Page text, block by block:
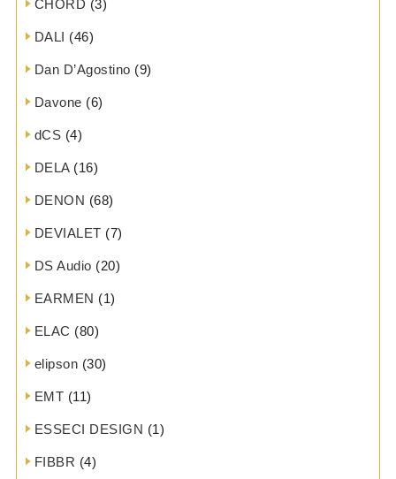
CHORD (3)
DALI (46)
Dan D’Agostino (9)
Davone (6)
dCS (4)
DELA(16)
DENON (68)
DEVIALET (7)
DS Audio (20)
EARMEN (1)
ELAC (80)
elipson (30)
EMT (11)
ESSECI DESIGN (1)
FIBBR (4)